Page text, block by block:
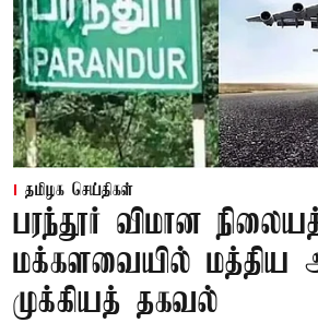
தமிழக செய்திகள்
பரந்தூர் விமான
மக்களவையில் மத்திய
முக்கியத் தகவல்